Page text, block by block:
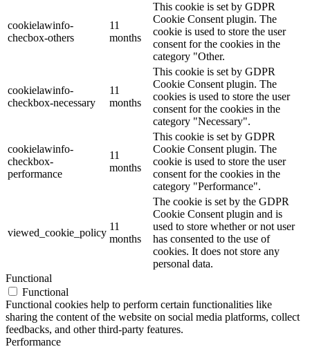
cookielawinfo-
checbox-others
11
months
This cookie is set by GDPR
Cookie Consent plugin. The
cookie is used to store the user
consent for the cookies in the
category "Other.
cookielawinfo-
checkbox-necessary
11
months
This cookie is set by GDPR
Cookie Consent plugin. The
cookies is used to store the user
consent for the cookies in the
category "Necessary".
cookielawinfo-
checkbox-
performance
11
months
This cookie is set by GDPR
Cookie Consent plugin. The
cookie is used to store the user
consent for the cookies in the
category "Performance".
viewed_cookie_policy
11
months
The cookie is set by the GDPR
Cookie Consent plugin and is
used to store whether or not user
has consented to the use of
cookies. It does not store any
personal data.
Functional
Functional
Functional cookies help to perform certain functionalities like
sharing the content of the website on social media platforms, collect
feedbacks, and other third-party features.
Performance